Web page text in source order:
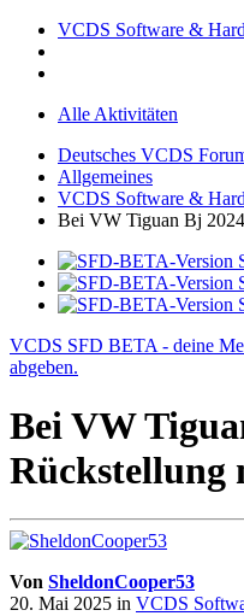
VCDS Software &
Alle Aktivitäten
Deutsches VCDS
Allgemeines
VCDS Software &
Bei VW Tiguan Bj
VCDS SFD BETA - deine
abgeben.
Bei VW
Rückstellung
Von SheldonCooper53
20. Mai 2025 in VCDS